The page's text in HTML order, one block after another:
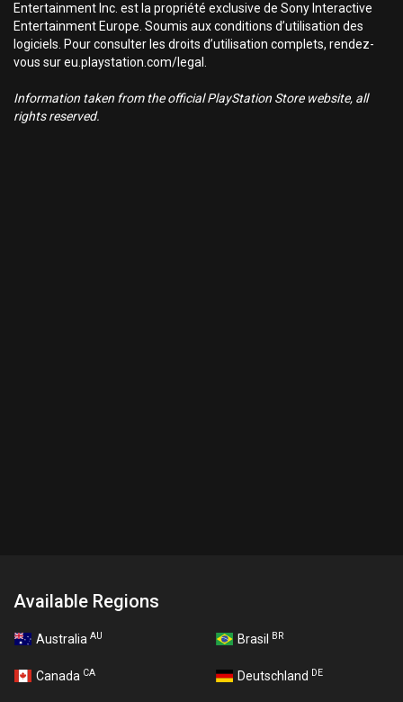
Entertainment Inc. est la propriété exclusive de Sony Interactive
Entertainment Europe. Soumis aux conditions d’utilisation des
logiciels. Pour consulter les droits d’utilisation complets, rendez-
vous sur eu.playstation.com/legal.
Information taken from the official PlayStation Store website, all
rights reserved.
Available Regions
Australia AU Brasil BR
Canada CA Deutschland DE